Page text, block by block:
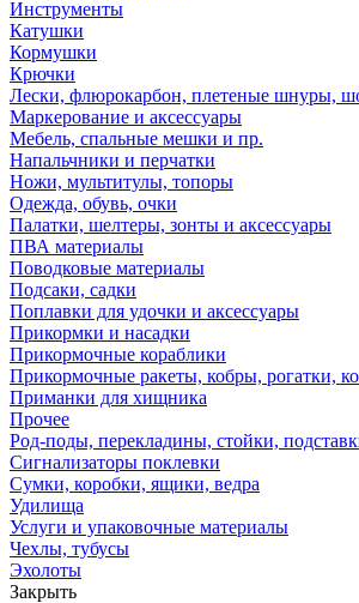
Инструменты
Катушки
Кормушки
Крючки
Лески, флюрокарбон, плетеные шнуры,
Маркерование и аксессуары
Мебель, спальные мешки и пр.
Напальчники и перчатки
Ножи, мультитулы, топоры
Одежда, обувь, очки
Палатки, шелтеры, зонты и аксессуары
ПВА материалы
Поводковые материалы
Подсаки, садки
Поплавки для удочки и аксессуары
Прикормки и насадки
Прикормочные кораблики
Прикормочные ракеты, кобры, рогатки,
Приманки для хищника
Прочее
Род-поды, перекладины, стойки,
Сигнализаторы поклевки
Сумки, коробки, ящики, ведра
Удилища
Услуги и упаковочные материалы
Чехлы, тубусы
Эхолоты
Закрыть